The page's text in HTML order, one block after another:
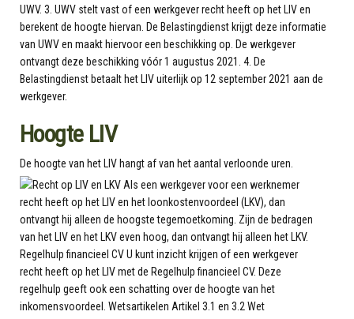
UWV. 3. UWV stelt vast of een werkgever recht heeft op het LIV en
berekent de hoogte hiervan. De Belastingdienst krijgt deze informatie
van UWV en maakt hiervoor een beschikking op. De werkgever
ontvangt deze beschikking vóór 1 augustus 2021. 4. De
Belastingdienst betaalt het LIV uiterlijk op 12 september 2021 aan de
werkgever.
Hoogte LIV
De hoogte van het LIV hangt af van het aantal verloonde uren.